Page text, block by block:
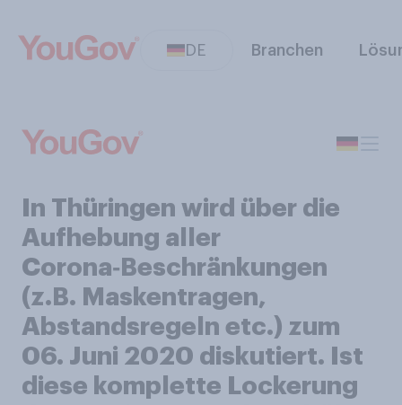
DE Branchen
In Thüringen wird über die
Aufhebung aller
Corona‑Beschränkungen
(z.B. Maskentragen,
Abstandsregeln etc.) zum
06. Juni 2020 diskutiert. Ist
diese komplette Lockerung